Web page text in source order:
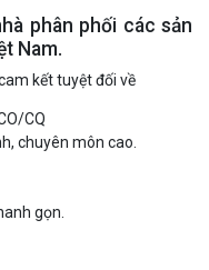
phân phối các sản
Nam.
kết tuyệt đối về
CQ
chuyên môn cao.
gọn.